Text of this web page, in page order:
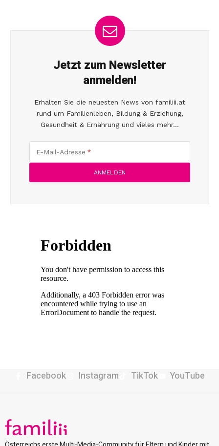
Jetzt zum Newsletter
anmelden!
Erhalten Sie die neuesten News von familiii.at
rund um Familienleben, Bildung & Erziehung,
Gesundheit & Ernährung und vieles mehr...
E-Mail-Adresse
Facebook Instagram TikTok YouTube